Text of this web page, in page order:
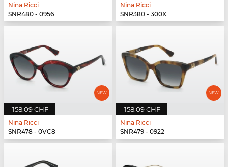
Nina Ricci
SNR480 - 0956
Nina Ricci
SNR380 - 300X
158.09 CHF
Nina Ricci
SNR478 - 0VC8
158.09 CHF
Nina Ricci
SNR479 - 0922